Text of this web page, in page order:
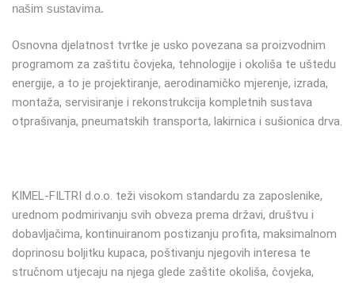
našim sustavima.
Osnovna djelatnost tvrtke je usko povezana sa proizvodnim
programom za zaštitu čovjeka, tehnologije i okoliša te uštedu
energije, a to je projektiranje, aerodinamičko mjerenje, izrada,
montaža, servisiranje i rekonstrukcija kompletnih sustava
otprašivanja, pneumatskih transporta, lakirnica i sušionica drva.
KIMEL-FILTRI d.o.o. teži visokom standardu za zaposlenike,
urednom podmirivanju svih obveza prema državi, društvu i
dobavljačima, kontinuiranom postizanju profita, maksimalnom
doprinosu boljitku kupaca, poštivanju njegovih interesa te
stručnom utjecaju na njega glede zaštite okoliša, čovjeka,